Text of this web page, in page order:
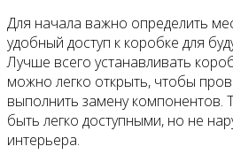
Для начала важно определить
удобный доступ к коробке для
Лучше всего устанавливать
можно легко открыть, чтобы
выполнить замену компонентов.
быть легко доступными, но не
интерьера.